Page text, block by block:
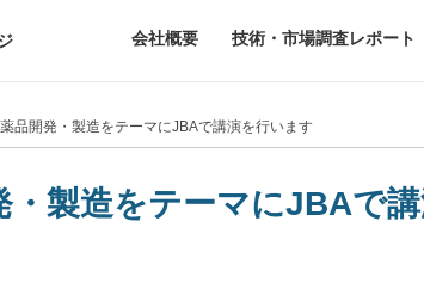
会社概要 技術・市場調査レポート
品開発・製造をテーマにJBAで講演を行います
・製造をテーマにJBAで